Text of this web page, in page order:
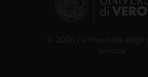
© 2026 | Università degli
Verona